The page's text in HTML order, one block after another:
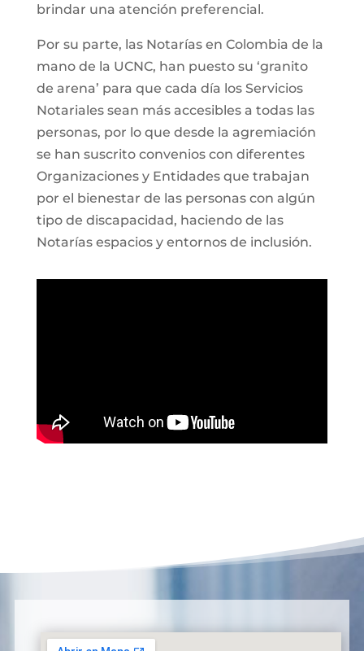
brindar una atención preferencial.
Por su parte, las Notarías en Colombia de la
mano de la UCNC, han puesto su ‘granito
de arena’ para que cada día los Servicios
Notariales sean más accesibles a todas las
personas, por lo que desde la agremiación
se han suscrito convenios con diferentes
Organizaciones y Entidades que trabajan
por el bienestar de las personas con algún
tipo de discapacidad, haciendo de las
Notarías espacios y entornos de inclusión.